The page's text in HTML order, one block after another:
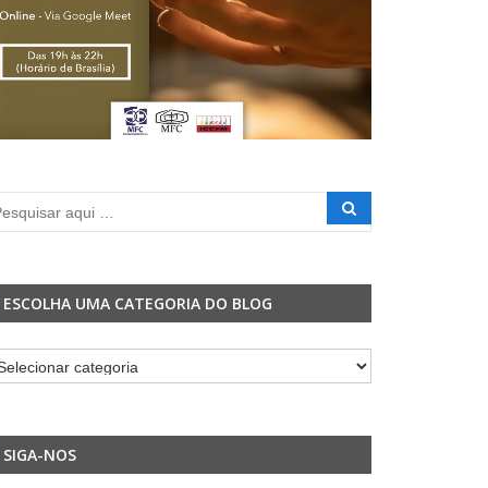
ESCOLHA UMA CATEGORIA DO BLOG
SIGA-NOS